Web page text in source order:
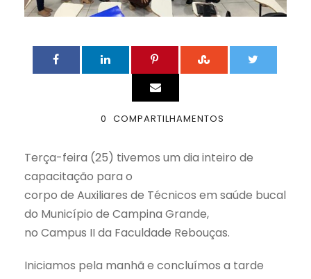
0 COMPARTILHAMENTOS
Terça-feira (25) tivemos um dia inteiro de
capacitação para o
corpo de Auxiliares de Técnicos em saúde bucal
do Município de Campina Grande,
no Campus II da Faculdade Rebouças.
Iniciamos pela manhã e concluímos a tarde